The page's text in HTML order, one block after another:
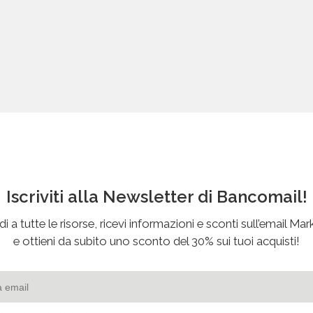
Iscriviti alla Newsletter di Bancomail!
a tutte le risorse, ricevi informazioni e sconti sull’email
e ottieni da subito uno sconto del 30% sui tuoi acquisti!